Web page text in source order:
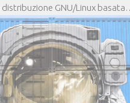
GNU/Linux